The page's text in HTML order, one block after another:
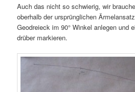
Auch das nicht so schwierig, wir
oberhalb der ursprünglichen
Geodreieck im 90° Winkel anlegen und
drüber markieren.